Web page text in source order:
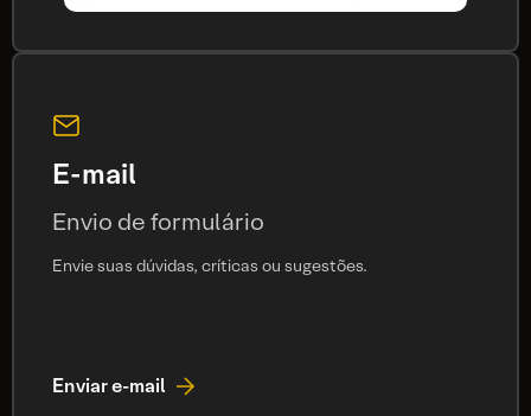
E-mail
Envio de formulário
Envie suas dúvidas, críticas ou sugestões.
Enviar e-mail